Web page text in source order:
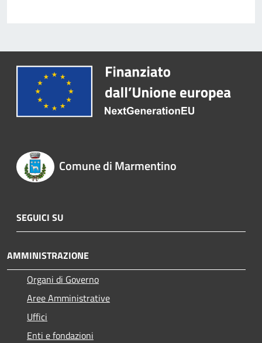
Comune di Marmentino
SEGUICI SU
AMMINISTRAZIONE
Organi di Governo
Aree Amministrative
Uffici
Enti e fondazioni